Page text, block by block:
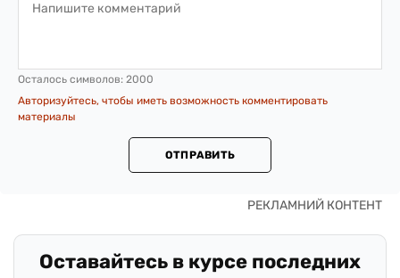
Осталось символов: 2000
Авторизуйтесь, чтобы иметь возможность комментировать
материалы
ОТПРАВИТЬ
Оставайтесь в курсе последних